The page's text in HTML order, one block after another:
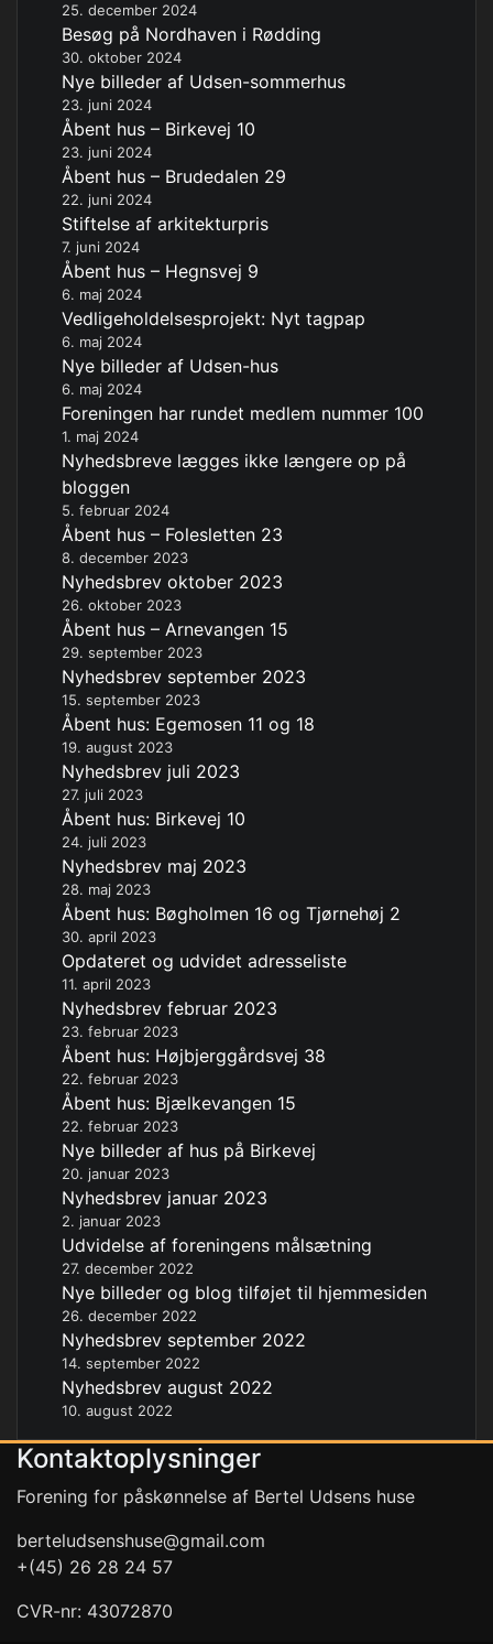
25. december 2024
Besøg på Nordhaven i Rødding
30. oktober 2024
Nye billeder af Udsen-sommerhus
23. juni 2024
Åbent hus – Birkevej 10
23. juni 2024
Åbent hus – Brudedalen 29
22. juni 2024
Stiftelse af arkitekturpris
7. juni 2024
Åbent hus – Hegnsvej 9
6. maj 2024
Vedligeholdelsesprojekt: Nyt tagpap
6. maj 2024
Nye billeder af Udsen-hus
6. maj 2024
Foreningen har rundet medlem nummer 100
1. maj 2024
Nyhedsbreve lægges ikke længere op på
bloggen
5. februar 2024
Åbent hus – Folesletten 23
8. december 2023
Nyhedsbrev oktober 2023
26. oktober 2023
Åbent hus – Arnevangen 15
29. september 2023
Nyhedsbrev september 2023
15. september 2023
Åbent hus: Egemosen 11 og 18
19. august 2023
Nyhedsbrev juli 2023
27. juli 2023
Åbent hus: Birkevej 10
24. juli 2023
Nyhedsbrev maj 2023
28. maj 2023
Åbent hus: Bøgholmen 16 og Tjørnehøj 2
30. april 2023
Opdateret og udvidet adresseliste
11. april 2023
Nyhedsbrev februar 2023
23. februar 2023
Åbent hus: Højbjerggårdsvej 38
22. februar 2023
Åbent hus: Bjælkevangen 15
22. februar 2023
Nye billeder af hus på Birkevej
20. januar 2023
Nyhedsbrev januar 2023
2. januar 2023
Udvidelse af foreningens målsætning
27. december 2022
Nye billeder og blog tilføjet til hjemmesiden
26. december 2022
Nyhedsbrev september 2022
14. september 2022
Nyhedsbrev august 2022
10. august 2022
Kontaktoplysninger
Forening for påskønnelse af Bertel Udsens huse
berteludsenshuse@gmail.com
+(45) 26 28 24 57
CVR-nr: 43072870